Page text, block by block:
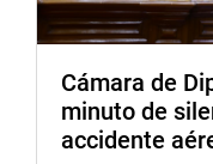
Cámara de
minuto de
accidente